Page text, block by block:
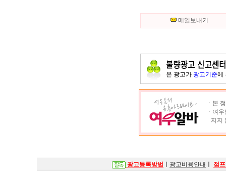
메일보내기
본 광고가 광고기준에
ㆍ본
ㆍ여
지지
광고등록방법 광고비용안내 점